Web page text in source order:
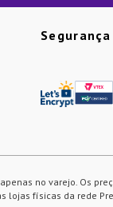
Segurança
no varejo. Os
físicas da rede